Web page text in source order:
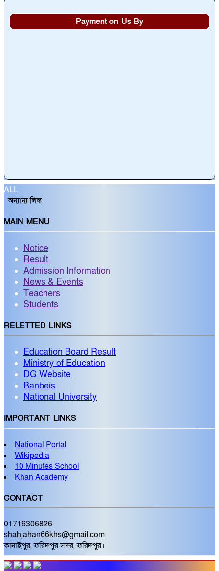
Payment on Us By
ALL
অন্যান্য লিঙ্ক
MAIN MENU
Notice
Result
Admission Information
News & Events
Teachers
Students
RELETTED LINKS
Education Board Result
Ministry of Education
DG Website
Banbeis
National University
IMPORTANT LINKS
National Portal
Wikipedia
10 Minutes School
Khan Academy
CONTACT
01716306826
shahjahan66khs@gmail.com
কানাইপুর, ফরিদপুর সদর, ফরিদপুর।